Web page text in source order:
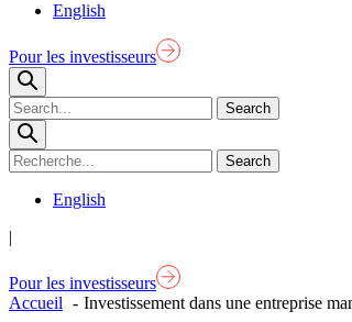
English
Pour les investisseurs
English
|
Pour les investisseurs
Accueil
Investissement dans une entreprise